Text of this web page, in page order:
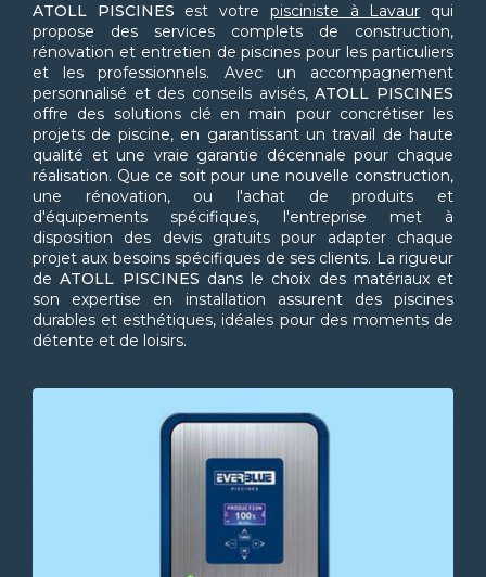
ATOLL PISCINES est votre pisciniste à Lavaur qui
propose des services complets de construction,
rénovation et entretien de piscines pour les particuliers
et les professionnels. Avec un accompagnement
personnalisé et des conseils avisés,ATOLL PISCINES
offre des solutions clé en main pour concrétiser les
projets de piscine, en garantissant un travail de haute
qualité et une vraie garantie décennale pour chaque
réalisation. Que ce soit pour une nouvelle construction,
une rénovation, ou l'achat de produits et
d'équipements spécifiques, l'entreprise met à
disposition des devis gratuits pour adapter chaque
projet aux besoins spécifiques de ses clients. La rigueur
deATOLL PISCINES dans le choix des matériaux et
son expertise en installation assurent des piscines
durables et esthétiques, idéales pour des moments de
détente et de loisirs.